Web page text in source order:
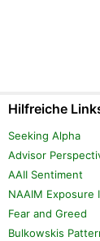
Hilfreiche
Seeking Alpha
Advisor
AAII Sentiment
NAAIM Exposure
Fear and Greed
Bulkowskis